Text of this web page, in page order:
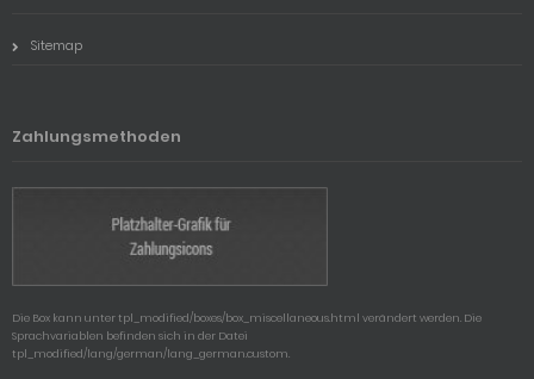
Sitemap
Zahlungsmethoden
Die Box kann unter tpl_modified/boxes/box_miscellaneous.html verändert werden. Die
Sprachvariablen befinden sich in der Datei
tpl_modified/lang/german/lang_german.custom.